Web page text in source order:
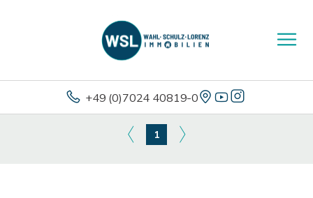
+49 (0)7024 40819-0
1